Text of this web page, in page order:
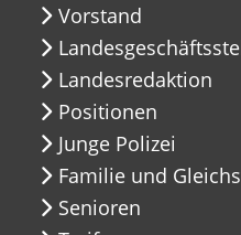
Vorstand
Landesredaktion
Positionen
Junge Polizei
Familie und
Senioren